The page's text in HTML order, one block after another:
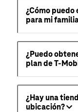
¿Cómo
para mi
¿Puedo
plan de T-
¿Hay una
ubicación?